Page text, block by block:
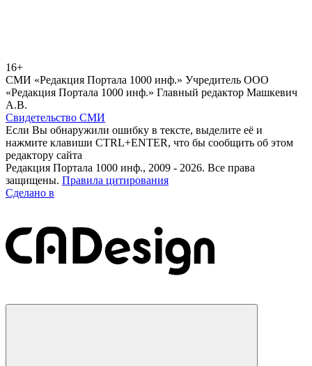
16+
СМИ «Редакция Портала 1000 инф.» Учредитель ООО
«Редакция Портала 1000 инф.» Главный редактор Машкевич
А.В.
Свидетельство СМИ
Если Вы обнаружили ошибку в тексте, выделите её и
нажмите клавиши CTRL+ENTER, что бы сообщить об этом
редактору сайта
Редакция Портала 1000 инф., 2009 - 2026. Все права
защищены. Правила цитирования
Сделано в